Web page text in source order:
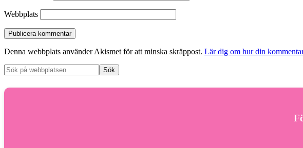
Webbplats
Denna webbplats använder Akismet för att minska skräppost. Lär dig om hur din